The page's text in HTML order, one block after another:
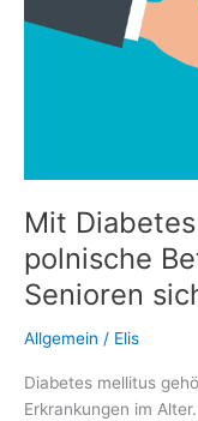
Mit
polnische
Senioren
Allgemein / Elis
Diabetes mellitus
Erkrankungen im